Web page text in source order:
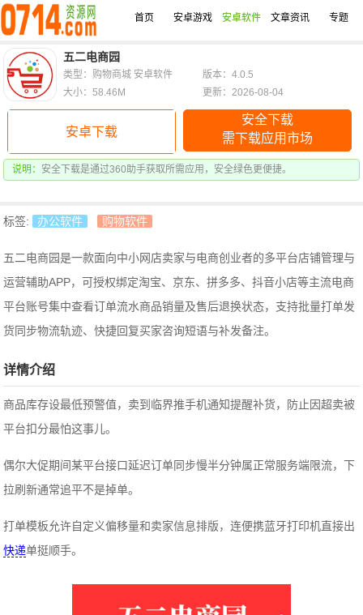
首页 安卓游戏 安卓软件 文章资讯 专题
五二电商园
安卓下载
安全下载
需下载应用市场
说明： 安全下载是通过360助手获取所需应用，安全绿色更便捷。
类型：购物商城 安卓软件
版本：4.0.5
大小：58.46M
更新：2026-08-04
标签: 办公软件 购物软件
五二电商园是一款面向中小网店卖家与电商创业者的多平台店铺管理与
运营辅助APP，可授权绑定淘宝、京东、拼多多、抖音小店等主流电商
平台账号集中查看订单流水商品销量及售后退换状态，支持批量打单发
货同步物流轨迹、快捷回复买家咨询短语与补发备注。
详情介绍
商品库存设最低预警值，卖到临界推手机通知提醒补货，防止因超卖被
平台扣分最怕这事儿。
偶尔大促期间某平台接口延迟订单同步慢半分钟属正常服务端限流，下
拉刷新通常追平不是掉单。
打单模板允许自定义偏移量和卖家信息排版，连便携蓝牙打印机直接出
快递单挺顺手。